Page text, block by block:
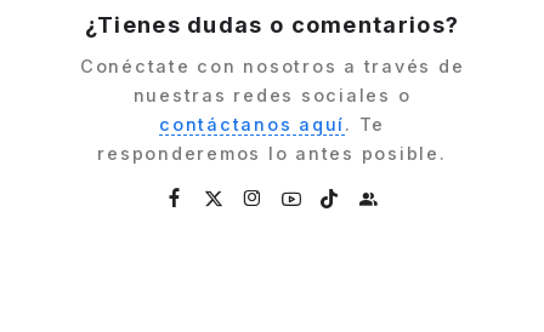
¿Tienes dudas o comentarios?
Conéctate con nosotros a través de
nuestras redes sociales o
contáctanos aquí. Te
responderemos lo antes posible.